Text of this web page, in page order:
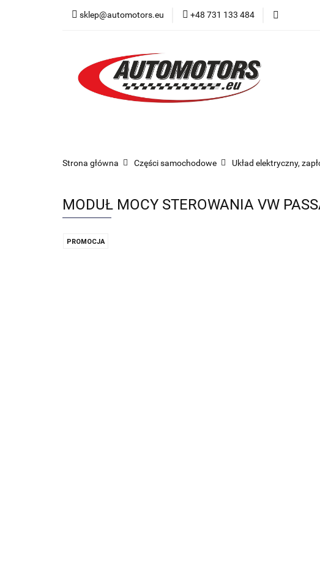
sklep@automotors.eu +48 731 133 484
Części samochodowe
Car audio Nowości
Strona główna Części samochodowe Układ elektryczny,
MODUŁ MOCY STEROWANIA VW
PROMOCJA